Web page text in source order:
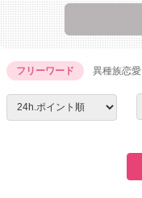
フリーワード 異種族恋愛